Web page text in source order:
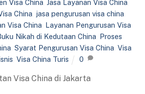
Visa China Jasa Layanan Visa China
China jasa pengurusan visa china
Visa China Layanan Pengurusan Visa
Nikah di Kedutaan China Proses
Syarat Pengurusan Visa China Visa
Visa China Turis 0
Visa China di Jakarta